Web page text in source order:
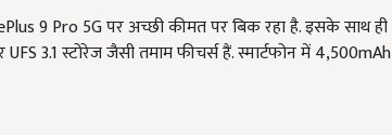
9 Pro 5G पर अच्छी कीमत पर बिक रहा है. इसके साथ ही
3.1 स्टोरेज जैसी तमाम फीचर्स हैं. स्मार्टफोन में 4,500mAh